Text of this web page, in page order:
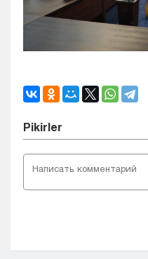
Pіkіrler